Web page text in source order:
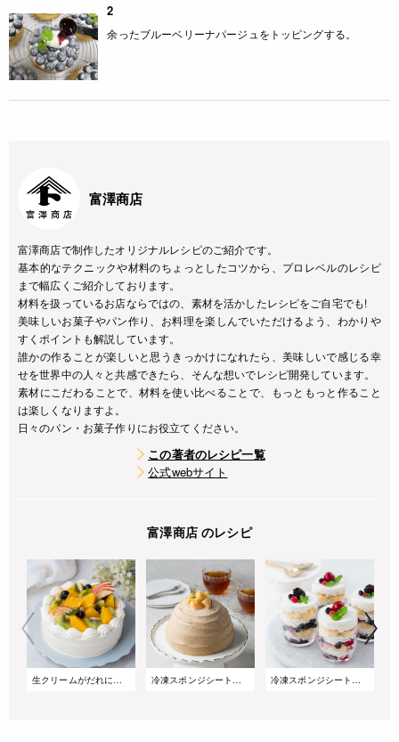
2
余ったブルーベリーナパージュをトッピングする。
富澤商店
富澤商店で制作したオリジナルレシピのご紹介です。
基本的なテクニックや材料のちょっとしたコツから、プロレベルのレシピ
まで幅広くご紹介しております。
材料を扱っているお店ならではの、素材を活かしたレシピをご自宅でも!
美味しいお菓子やパン作り、お料理を楽しんでいただけるよう、わかりや
すくポイントも解説しています。
誰かの作ることが楽しいと思うきっかけになれたら、美味しいで感じる幸
せを世界中の人々と共感できたら、そんな想いでレシピ開発しています。
素材にこだわることで、材料を使い比べることで、もっともっと作ること
は楽しくなりますよ。
日々のパン・お菓子作りにお役立てください。
この著者のレシピ一覧
公式webサイト
富澤商店 のレシピ
生クリームがだれにくい!サマーショートケーキ 冷凍スポンジシートで簡単!桃とアールグレイのズコットケーキ 冷凍スポンジシートで簡単!重ねるだけのベリーグラスケーキ